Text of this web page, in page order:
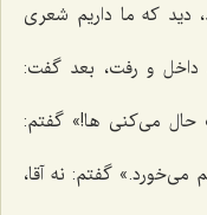
دید که ما داریم شعری
داخل و رفت، بعد گفت:
حال می‌کنی ها!» گفتم:
گفتم: نه آقا،